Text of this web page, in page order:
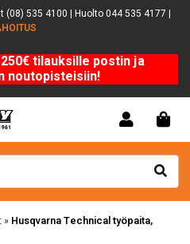
535 4100 | Huolto 044 535 4177 |
tilauksille postin ja
noutopisteisiin!
» Husqvarna Technical työpaita,